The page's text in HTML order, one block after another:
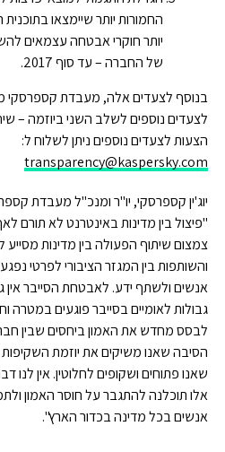
החמורות יותר שיימצאו
יותר חוקרי אבטחה עצמאים
של החברה – עד סוף 2017.
בנוסף לצעדים אלה, מעבדת קספרסקי
הצעות לצעדים נוספים ניתן לשלוח ל:
transparency@kaspersky.com
יוג'ין קספרסקי, יו"ר ומנכ"ל מעבדת
"פיצול בין מדינות באינטרנט לא תורם
צמצום שיתוף הפעולה בין מדינות
והשותפות בין המגזר הציבורי לפרטי
אנשים ולשתף ידע. לאבטחת הסייבר אין
גבולות לאומיים בסייבר פוגעים במטרה
לבסס מחדש את האמון ביחסים שבין
הסיבה שאנו משיקים את יוזמת השקיפות
שאנו פתוחים ושקופים לחלוטין. אין לנו
אלו תוכלנה להתגבר על חוסר האמון
אנשים בכל מדינה בכדור הארץ".